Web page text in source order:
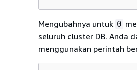
Mengubahnya untuk 0
seluruh cluster DB. Anda
menggunakan perintah